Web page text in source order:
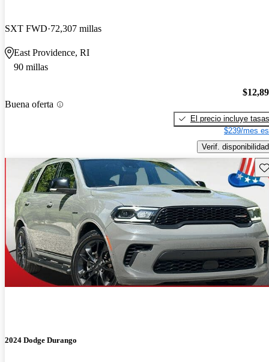
SXT FWD 72,307 millas
East Providence, RI
90 millas
Buena oferta
El precio incluye tasas
$239/mes
Verif. disponibilidad
2024 Dodge Durango